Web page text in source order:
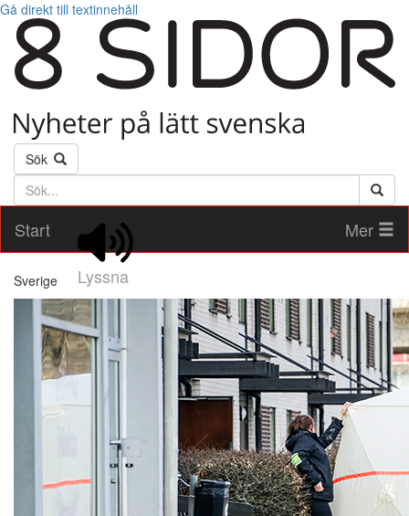
Gå direkt till textinnehåll
Sök
Söktext
Start
Lyssna
Mer
Sverige